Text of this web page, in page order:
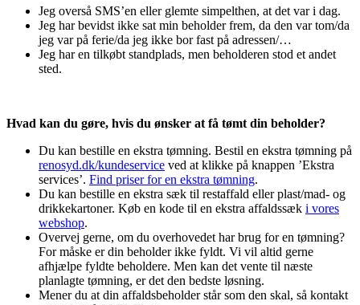
Jeg overså SMS’en eller glemte simpelthen, at det var i dag.
Jeg har bevidst ikke sat min beholder frem, da den var tom/da
jeg var på ferie/da jeg ikke bor fast på adressen/…
Jeg har en tilkøbt standplads, men beholderen stod et andet
sted.
Hvad kan du gøre, hvis du ønsker at få tømt din beholder?
Du kan bestille en ekstra tømning. Bestil en ekstra tømning på
renosyd.dk/kundeservice ved at klikke på knappen ’Ekstra
services’. Find priser for en ekstra tømning.
Du kan bestille en ekstra sæk til restaffald eller plast/mad- og
drikkekartoner. Køb en kode til en ekstra affaldssæk i vores
webshop.
Overvej gerne, om du overhovedet har brug for en tømning?
For måske er din beholder ikke fyldt. Vi vil altid gerne
afhjælpe fyldte beholdere. Men kan det vente til næste
planlagte tømning, er det den bedste løsning.
Mener du at din affaldsbeholder står som den skal, så kontakt